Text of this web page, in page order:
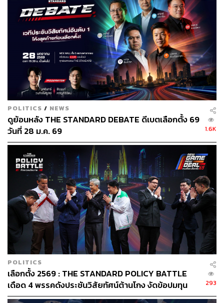
POLITICS / NEWS
ดูย้อนหลัง THE STANDARD DEBATE ดีเบตเลือกตั้ง 69
วันที่ 28 ม.ค. 69
1.6K
POLITICS
เลือกตั้ง 2569 : THE STANDARD POLICY BATTLE
เดือด 4 พรรคดังประชันวิสัยทัศน์ต้านโกง งัดข้อปมทุน
เทา-สแกมเมอร์
293